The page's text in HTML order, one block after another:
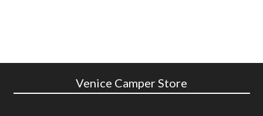
Venice Camper Store